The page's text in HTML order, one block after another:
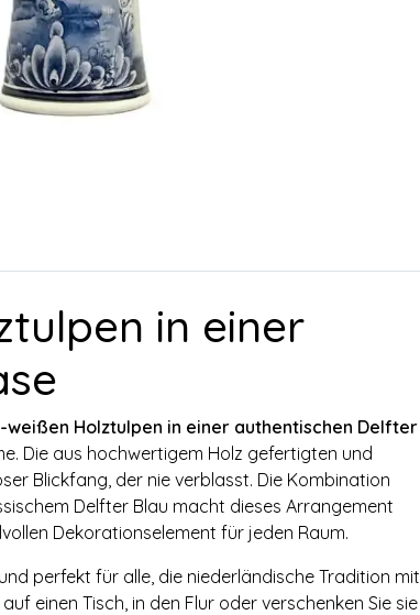
in einer
weißen Holztulpen in einer authentischen Delfter
Die aus hochwertigem Holz gefertigten und
Blickfang, der nie verblasst. Die Kombination
Delfter Blau macht dieses Arrangement
Dekorationselement für jeden Raum.
perfekt für alle, die niederländische Tradition mit
einen Tisch, in den Flur oder verschenken Sie sie